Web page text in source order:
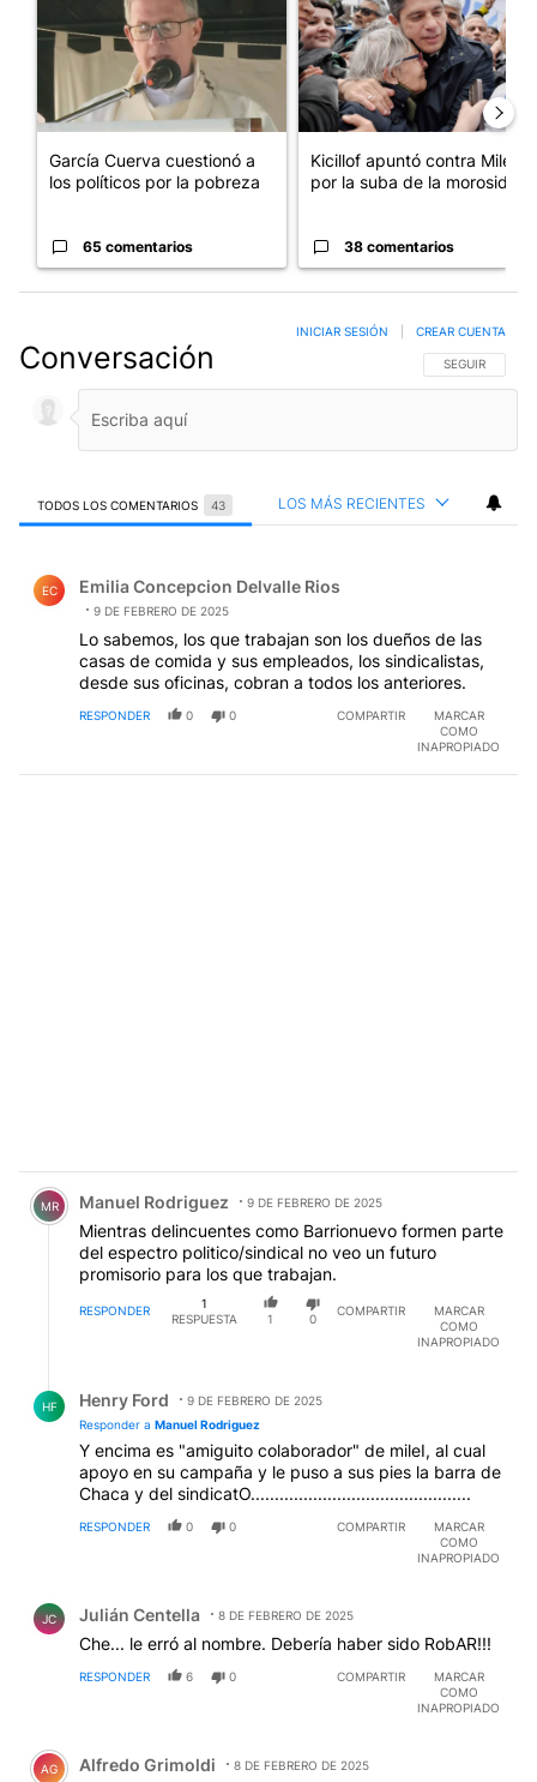
García Cuerva cuestionó a
los políticos por la pobreza
65 comentarios
Kicillof apuntó contra Milei
por la suba de la morosida...
38 comentarios
Conversación SIGA ESTA
SEGUIR
INICIAR SESIÓN CREAR CUENTA
TODOS LOS COMENTARIOS 43 LOS MÁS RECIENTES
EC Emilia Concepcion Delvalle Rios
9 DE FEBRERO DE 2025
Lo sabemos, los que trabajan son los dueños de las
casas de comida y sus empleados, los sindicalistas,
desde sus oficinas, cobran a todos los anteriores.
RESPONDER 0 0 COMPARTIR
MARCAR
COMO
INAPROPIADO
Comentario de Manuel Rodriguez.
MR Manuel Rodriguez 9 DE FEBRERO DE 2025
Mientras delincuentes como Barrionuevo formen parte
del espectro politico/sindical no veo un futuro
promisorio para los que trabajan.
RESPONDER
1
RESPUESTA
1 0
COMPARTIR
MARCAR
COMO
INAPROPIADO
HF Henry Ford
9 DE FEBRERO DE 2025
Responder a Manuel Rodriguez
Y encima es "amiguito colaborador" de mileI, al cual
apoyo en su campaña y le puso a sus pies la barra de
Chaca y del sindicatO..............................................
RESPONDER 0 0 COMPARTIR
MARCAR
COMO
INAPROPIADO
JC Julián Centella 8 DE FEBRERO DE 2025
Che... le erró al nombre. Debería haber sido RobAR!!!
RESPONDER 6 0 COMPARTIR
MARCAR
COMO
INAPROPIADO
Comentario de Alfredo Grimoldi.
AG Alfredo Grimoldi 8 DE FEBRERO DE 2025